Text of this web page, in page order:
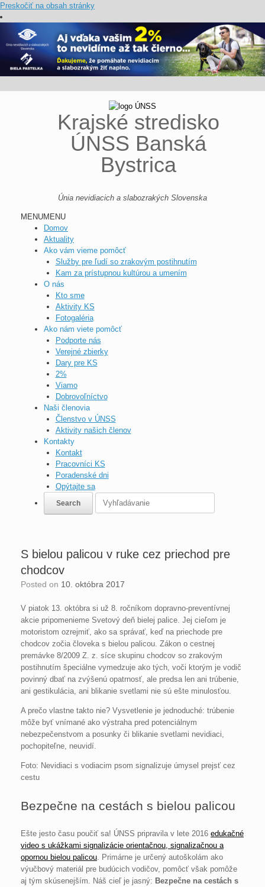
Preskočiť na obsah stránky
Krajské stredisko
ÚNSS Banská
Bystrica
Únia nevidiacich a slabozrakých Slovenska
MENUMENU
Domov
Aktuality
Ako vám vieme pomôcť
Služby pre ľudí so zrakovým postihnutím
Kam za prístupnou kultúrou a umením
O nás
Kto sme
Aktivity KS
Fotogaléria
Ako nám viete pomôcť
Podporte nás
Verejné zbierky
Dary pre KS
2%
Viamo
Dobrovoľníctvo
Naši členovia
Členstvo v ÚNSS
Aktivity našich členov
Kontakty
Kontakt
Pracovníci KS
Poradenské dni
Opýtajte sa
S bielou palicou v ruke cez priechod pre
chodcov
Posted on 10. októbra 2017
V piatok 13. októbra si už 8. ročníkom dopravno-preventívnej
akcie pripomenieme Svetový deň bielej palice. Jej cieľom je
motoristom ozrejmiť, ako sa správať, keď na priechode pre
chodcov zočia človeka s bielou palicou. Zákon o cestnej
premávke 8/2009 Z. z. síce skupinu chodcov so zrakovým
postihnutím špeciálne vymedzuje ako tých, voči ktorým je vodič
povinný dbať na zvýšenú opatrnosť, ale predsa len ani trúbenie,
ani gestikulácia, ani blikanie svetlami nie sú ešte minulosťou.
A prečo vlastne takto nie? Vysvetlenie je jednoduché: trúbenie
môže byť vnímané ako výstraha pred potenciálnym
nebezpečenstvom a posunky či blikanie svetlami nevidiaci,
pochopiteľne, neuvidí.
Foto: Nevidiaci s vodiacim psom signalizuje úmysel prejsť cez
cestu
Bezpečne na cestách s bielou palicou
Ešte jesto času poučiť sa! ÚNSS pripravila v lete 2016 edukačné
video s ukážkami signalizácie orientačnou, signalizačnou a
opornou bielou palicou . Primárne je určený autoškolám ako
výučbový materiál pre budúcich vodičov, pomôcť však pomôže
aj tým skúsenejším. Náš cieľ je jasný: Bezpečne na cestách s